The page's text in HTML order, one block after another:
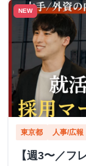
NEW
東京都 人事/広報
【週3〜／フ